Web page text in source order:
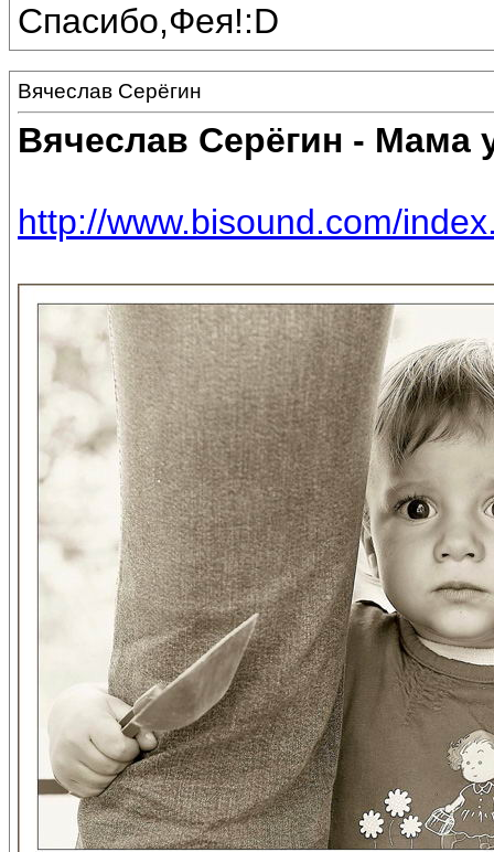
Спасибо,Фея!:D
Вячеслав Серёгин
Вячеслав Серёгин - Мама
http://www.bisound.com/